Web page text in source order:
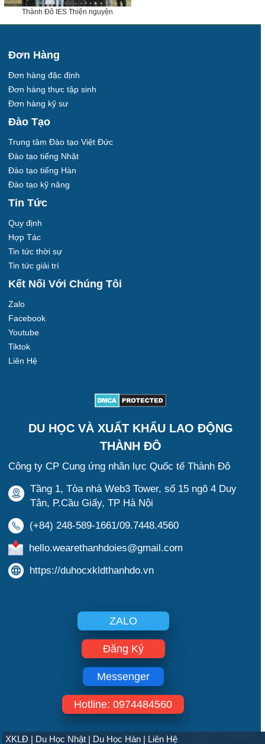
XKLĐ | Du Học Nhật | Du Học Hàn | Liên Hệ
Thành Đô IES Thiện nguyện
Đơn Hàng
Đơn hàng đặc định
Đơn hàng thực tập sinh
Đơn hàng kỹ sư
Đào Tạo
Trung tâm Đào tạo Việt Đức
Đào tạo tiếng Nhật
Đào tạo tiếng Hàn
Đào tạo kỹ năng
Tin Tức
Quy định
Hợp Tác
Tin tức thời sự
Tin tức giải trí
Kết Nối Với Chúng Tôi
Zalo
Facebook
Youtube
Tiktok
Liên Hệ
DU HỌC VÀ XUẤT KHẨU LAO ĐỘNG
THÀNH ĐÔ
Công ty CP Cung ứng nhân lực Quốc tế Thành Đô
Tầng 1, Tòa nhà Web3 Tower, số 15 ngõ 4 Duy
Tân, P.Cầu Giấy, TP Hà Nội
(+84) 248-589-1661/09.7448.4560
hello.wearethanhdoies@gmail.com
https://duhocxkldthanhdo.vn
ZALO
Đăng Ký
Messenger
Hotline: 0974484560
@Copyright 2024 THÀNH ĐÔ